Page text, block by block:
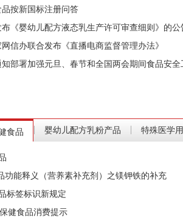
按新国标注册问答
《婴幼儿配方液态乳生产许可审查细则》的公
信办联合发布《直播电商监督管理办法》
部署加强元旦、春节和全国两会期间食品安全
食品 | 婴幼儿配方乳粉产品 | 特殊医学
功能释义（营养素补充剂）之镁钾铁的补充
标签标识新规定
健食品消费提示